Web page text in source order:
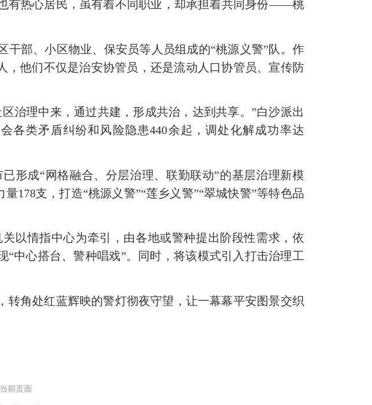
有热心居民，虽有着不同职业，却承担着共同身份——桃
干部、小区物业、保安员等人员组成的“桃源义警”队。作
，他们不仅是治安协管员，还是流动人口协管员、宣传防
治理中来，通过共建，形成共治，达到共享。”白沙派出
各类矛盾纠纷和风险隐患440余起，调处化解成功率达
形成“网格融合、分层治理、联勤联动”的基层治理新模
178支，打造“桃源义警”“莲乡义警”“翠城快警”等特色品
以情指中心为牵引，由各地或警种提出阶段性需求，依
中心搭台、警种唱戏”。同时，将该模式引入打击治理工
角处红蓝辉映的警灯彻夜守望，让一幕幕平安图景交织
前页面